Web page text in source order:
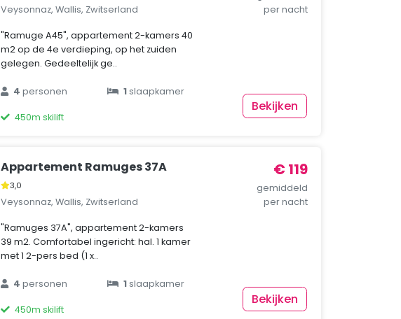
Veysonnaz, Wallis, Zwitserland
"Ramuge A45", appartement 2-kamers 40
m2 op de 4e verdieping, op het zuiden
gelegen. Gedeeltelijk ge..
4personen 1slaapkamer
450m skilift
per nacht
Bekijken
Appartement Ramuges 37A
3,0
Veysonnaz, Wallis, Zwitserland
"Ramuges 37A", appartement 2-kamers
39 m2. Comfortabel ingericht: hal. 1 kamer
met 1 2-pers bed (1 x..
4personen 1slaapkamer
450m skilift
€ 119
gemiddeld
per nacht
Bekijken